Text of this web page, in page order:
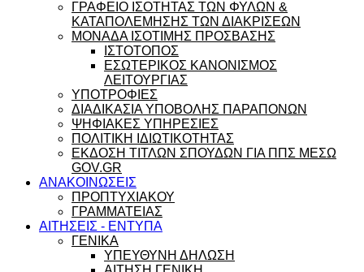
ΓΡΑΦΕΙΟ ΙΣΟΤΗΤΑΣ ΤΩΝ ΦΥΛΩΝ &
ΚΑΤΑΠΟΛΕΜΗΣΗΣ ΤΩΝ ΔΙΑΚΡΙΣΕΩΝ
ΜΟΝΑΔΑ ΙΣΟΤΙΜΗΣ ΠΡΟΣΒΑΣΗΣ
ΙΣΤΟΤΟΠΟΣ
ΕΣΩΤΕΡΙΚΟΣ ΚΑΝΟΝΙΣΜΟΣ
ΛΕΙΤΟΥΡΓΙΑΣ
ΥΠΟΤΡΟΦΙΕΣ
ΔΙΑΔΙΚΑΣΙΑ ΥΠΟΒΟΛΗΣ ΠΑΡΑΠΟΝΩΝ
ΨΗΦΙΑΚΕΣ ΥΠΗΡΕΣΙΕΣ
ΠΟΛΙΤΙΚΗ ΙΔΙΩΤΙΚΟΤΗΤΑΣ
ΕΚΔΟΣΗ ΤΙΤΛΩΝ ΣΠΟΥΔΩΝ ΓΙΑ ΠΠΣ ΜΕΣΩ
GOV.GR
ΑΝΑΚΟΙΝΩΣΕΙΣ
ΠΡΟΠΤΥΧΙΑΚΟΥ
ΓΡΑΜΜΑΤΕΙΑΣ
ΑΙΤΗΣΕΙΣ - ΕΝΤΥΠΑ
ΓΕΝΙΚΑ
ΥΠΕΥΘΥΝΗ ΔΗΛΩΣΗ